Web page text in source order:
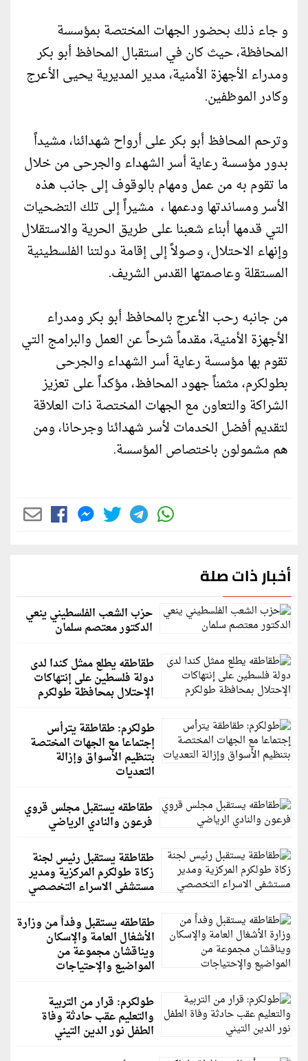
و جاء ذلك بحضور الجهات المختصة بمؤسسة
المحافظة، حيث كان في استقبال المحافظ أبو بكر
ومدراء الأجهزة الأمنية، مدير المديرية يحيى الأعرج
وكادر الموظفين.
وترحم المحافظ أبو بكر على أرواح شهدائنا، مشيداً
بدور مؤسسة رعاية أسر الشهداء والجرحى من خلال
ما تقوم به من عمل ومهام بالوقوف إلى جانب هذه
الأسر ومساندتها ودعمها ، مشيراً إلى تلك التضحيات
التي قدمها أبناء شعبنا على طريق الحرية والاستقلال
وإنهاء الاحتلال، وصولاً إلى إقامة دولتنا الفلسطينية
المستقلة وعاصمتها القدس الشريف.
من جانبه رحب الأعرج بالمحافظ أبو بكر ومدراء
الأجهزة الأمنية، مقدماً شرحاً عن العمل والبرامج التي
تقوم بها مؤسسة رعاية أسر الشهداء والجرحى
بطولكرم، مثمناً جهود المحافظ، مؤكداً على تعزيز
الشراكة والتعاون مع الجهات المختصة ذات العلاقة
لتقديم أفضل الخدمات لأسر شهدائنا وجرحانا، ومن
هم مشمولون باختصاص المؤسسة.
أخبار ذات صلة
حزب الشعب الفلسطيني ينعي
الدكتور معتصم سلمان
طقاطقه يطلع ممثل كندا لدى
دولة فلسطين على إنتهاكات
الإحتلال بمحافظة طولكرم
طولكرم: طقاطقة يترأس
إجتماعا مع الجهات المختصة
بتنظيم الأسواق وإزالة
التعديات
طقاطقه يستقبل مجلس قروي
فرعون والنادي الرياضي
طقاطقة يستقبل رئيس لجنة
زكاة طولكرم المركزية ومدير
مستشفى الاسراء التخصصي
طقاطقه يستقبل وفداً من وزارة
الأشغال العامة والإسكان
ويناقشان مجموعة من
المواضيع والإحتياجات
طولكرم: قرار من التربية
والتعليم عقب حادثة وفاة
الطفل نور الدين التيني